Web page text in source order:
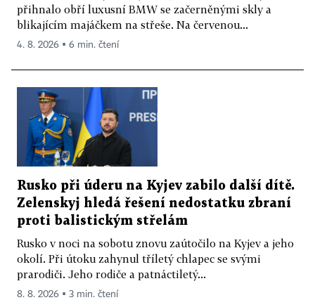
přihnalo obří luxusní BMW se začerněnými skly a
blikajícím majáčkem na střeše. Na červenou...
4. 8. 2026 ▪ 6 min. čtení
Rusko při úderu na Kyjev zabilo další dítě.
Zelenskyj hledá řešení nedostatku zbraní
proti balistickým střelám
Rusko v noci na sobotu znovu zaútočilo na Kyjev a jeho
okolí. Při útoku zahynul tříletý chlapec se svými
prarodiči. Jeho rodiče a patnáctiletý...
8. 8. 2026 ▪ 3 min. čtení